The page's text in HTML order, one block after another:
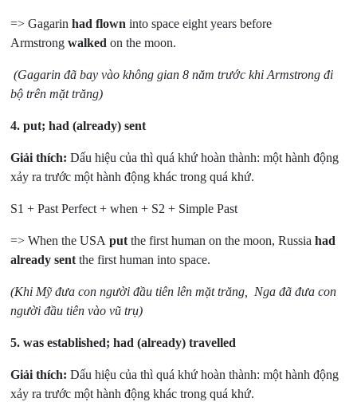
=> Gagarinhad flown into space eight years before
Armstrongwalkedon the moon.
(Gagarin đã bay vào không gian 8 năm trước khi Armstrong đi
bộ trên mặt trăng)
4.put; had (already) sent
Giải thích: Dấu hiệu của thì quá khứ hoàn thành: một hành động
xảy ra trước một hành động khác trong quá khứ.
S1 + Past Perfect + when + S2 + Simple Past
=> When the USAput the first human on the moon, Russiahad
already sent the first human into space.
(Khi Mỹ đưa con người đầu tiên lên mặt trăng, Nga đã đưa con
người đầu tiên vào vũ trụ)
5.was established; had (already) travelled
Giải thích: Dấu hiệu của thì quá khứ hoàn thành: một hành động
xảy ra trước một hành động khác trong quá khứ.